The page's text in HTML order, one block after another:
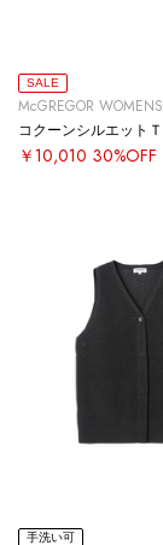
SALE
McGREGOR WOMENS
コクーンシルエットＴ
￥10,010 30%OFF
手洗い可